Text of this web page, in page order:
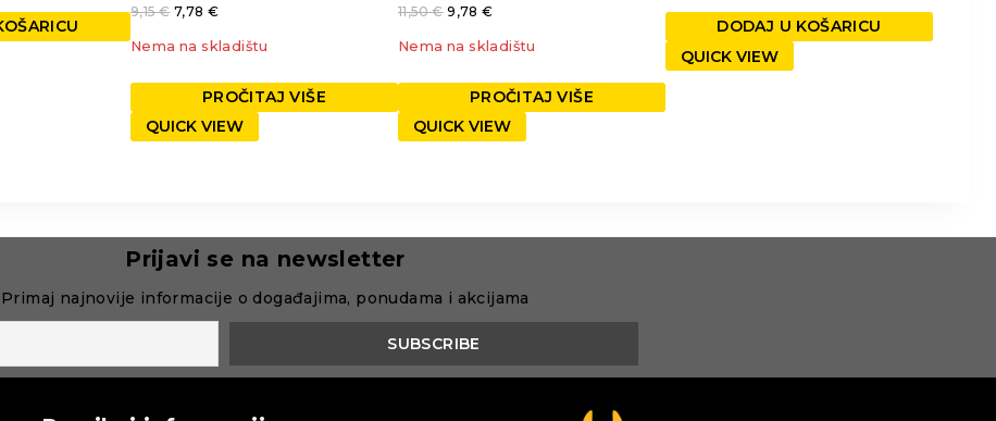
9,15€ 7,78 €
Nema na skladištu
PROČITAJ VIŠE
QUICK VIEW
11,50€ 9,78€
Nema na skladištu
PROČITAJ VIŠE
QUICK VIEW
DODAJ U KOŠARICU
QUICK VIEW
Prijavi se na newsletter
Primaj najnovije informacije o događajima, ponudama i akcijama